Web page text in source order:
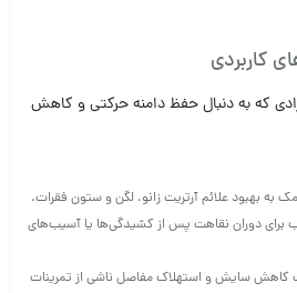
کاربردی
که به دنبال حفظ دامنه حرکتی و کاهش
به بهبود علائم آرتریت زانو، لگن و ستون فقرات.
برای دوران نقاهت پس از کشیدگی‌ها یا آسیب‌های
سایش و استهلاک مفاصل ناشی از تمرینات